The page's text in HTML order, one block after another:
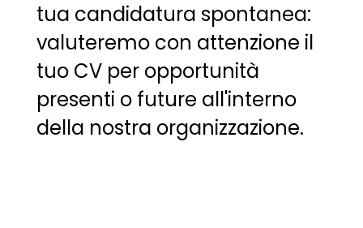
tua candidatura spontanea:
valuteremo con attenzione il
tuo CV per opportunità
presenti o future all'interno
della nostra organizzazione.